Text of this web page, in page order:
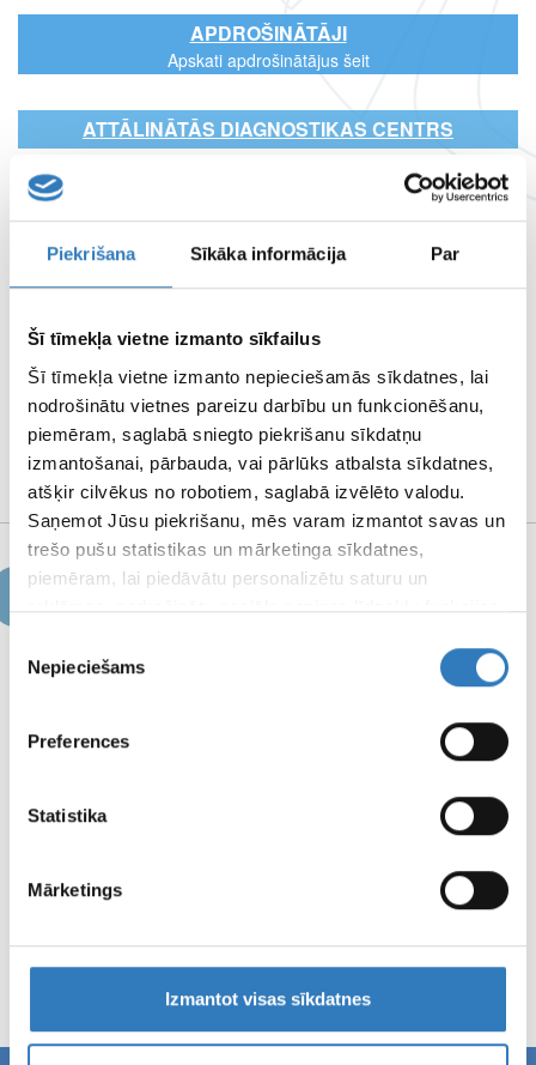
Piekrišana Sīkāka informācija Par
Šī tīmekļa vietne izmanto sīkfailus
Šī tīmekļa vietne izmanto nepieciešamās sīkdatnes, lai
nodrošinātu vietnes pareizu darbību un funkcionēšanu,
piemēram, saglabā sniegto piekrišanu sīkdatņu
izmantošanai, pārbauda, vai pārlūks atbalsta sīkdatnes,
atšķir cilvēkus no robotiem, saglabā izvēlēto valodu.
Saņemot Jūsu piekrišanu, mēs varam izmantot savas un
trešo pušu statistikas un mārketinga sīkdatnes,
piemēram, lai piedāvātu personalizētu saturu un
reklāmas, nodrošinātu sociālo saziņas līdzekļu funkcijas,
Informāciju par to, kā Jūs izmantojat mūsu vietni, mēs
varam kopīgot ar saviem sociālās saziņas līdzekļu,
apvienot ar citu informāciju, ko viņiem sniedzat vai ko
izvēle
Nepieciešams
Preferences
Statistika
Mārketings
Izmantot visas sīkdatnes
APDROŠINĀTĀJI
Apskati apdrošinātājus šeit
ATTĀLINĀTĀS DIAGNOSTIKAS CENTRS
LAPAS
NOTEIKUMI
REKVIZĪTI UN
MEDIJU MATERIĀLI
Jaunumi
Jēkabpils filiālē uz laiku nebūs pieejami MR izmeklējumi
LASĪT TĀLĀK
Kuldīgas pusmaratona dalībniekiem – 10% atlaide magnētiskās
LASĪT TĀLĀK